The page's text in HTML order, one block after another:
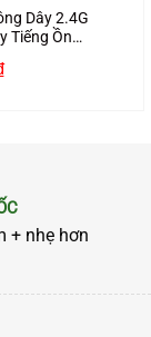
Dây 2.4G
Tiếng Ồn
Cao Cấp
+ nhẹ hơn